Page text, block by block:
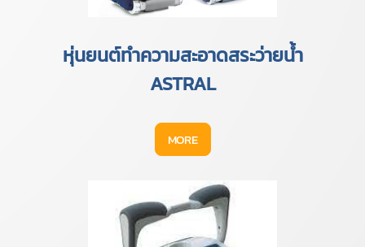
หุ่นยนต์ทำความสะอาดสระว่ายน้ำ
ASTRAL
MORE